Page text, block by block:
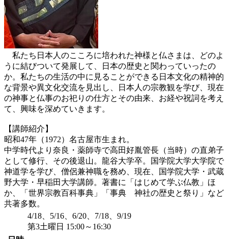
私たち日本人のこころに培われた神様と仏さまは、どのよ
うに結びついて発展して、日本の歴史と関わっていったの
か。私たちの生活の中に見ることができる日本文化の精神的
な背景や異文化交流を見出し、日本人の宗教観を学び、現在
の神事と仏事のお祀りの仕方とその由来、お経や祝詞を考え
て、興味を深めていきます。
【講師紹介】
昭和47年（1972）名古屋市生まれ。
中学時代より奈良・薬師寺で高田好胤管長（当時）の直弟子
として修行、その後退山。龍谷大学卒。国学院大学大学院で
神道学を学び、僧侶兼神職を務め、現在、国学院大学・武蔵
野大学・早稲田大学講師。著書に「はじめて学ぶ仏教」ほ
か、「世界宗教百科事典」「事典 神社の歴史と祭り」など
共著多数。
4/18、5/16、6/20、7/18、9/19
第3土曜日 15:00～16:30